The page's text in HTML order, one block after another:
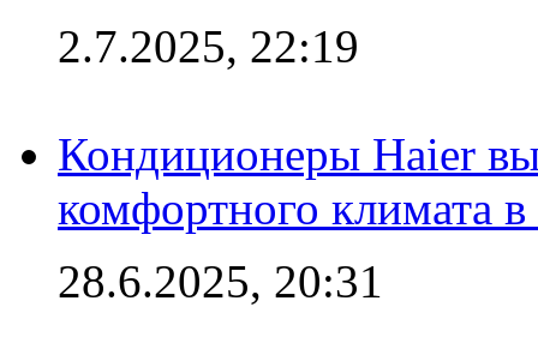
2.7.2025, 22:19
Кондиционеры Haier
комфортного климата
28.6.2025, 20:31